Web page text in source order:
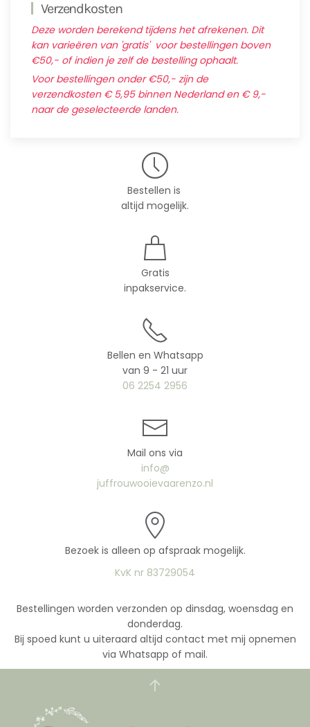
Verzendkosten
Deze worden berekend tijdens het afrekenen. Dit
kan varieëren van 'gratis' voor bestellingen boven
€50,- of indien je zelf de bestelling ophaalt.
Voor bestellingen onder €50,- zijn de
verzendkosten € 5,95 binnen Nederland en € 9,-
naar de geselecteerde landen.
Bestellen is
altijd mogelijk.
Gratis
inpakservice.
Bellen en Whatsapp
van 9 - 21 uur
06 2254 2956
Mail ons via
info@
juffrouwooievaarenzo.nl
Bezoek is alleen op afspraak mogelijk.
KvK nr 83729054
Bestellingen worden verzonden op dinsdag, woensdag en
donderdag.
Bij spoed kunt u uiteraard altijd contact met mij opnemen
via Whatsapp of mail.